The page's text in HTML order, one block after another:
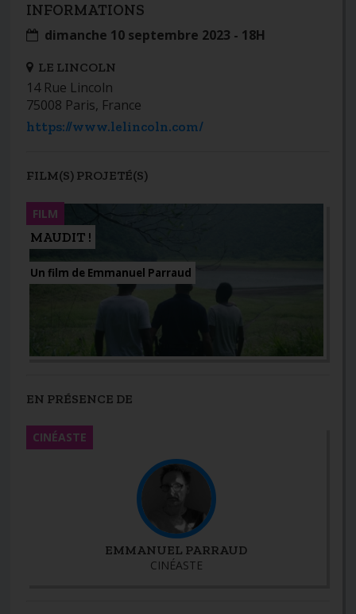
INFORMATIONS
dimanche 10 septembre 2023 - 18H
LE LINCOLN
14 Rue Lincoln
75008 Paris, France
https://www.lelincoln.com/
FILM(S) PROJETÉ(S)
MAUDIT !
Un film de Emmanuel Parraud
FILM
EN PRÉSENCE DE
EMMANUEL PARRAUD
CINÉASTE
CINÉASTE